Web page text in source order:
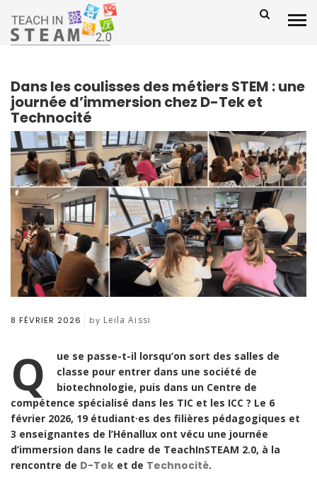
Dans les coulisses des métiers STEM : une
journée d’immersion chez D-Tek et
Technocité
8 FÉVRIER 2026 by Leila Aissi
Q
ue se passe-t-il lorsqu’on sort des salles de
classe pour entrer dans une société de
biotechnologie, puis dans un Centre de
compétence spécialisé dans les TIC et les ICC ? Le 6
février 2026, 19 étudiant·es des filières pédagogiques et
3 enseignantes de l’Hénallux ont vécu une journée
d’immersion dans le cadre de TeachInSTEAM 2.0, à la
rencontre de D-Tek et de Technocité.